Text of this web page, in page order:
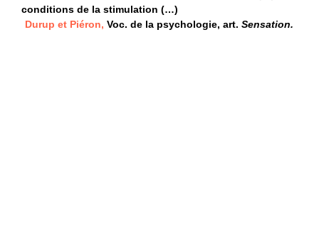
conditions de la stimulation (…)
Durup et Piéron, Voc. de la psychologie, art. Sensation.